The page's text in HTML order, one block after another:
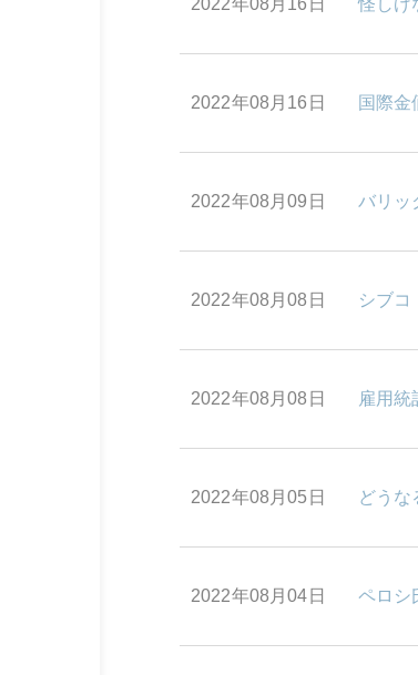
2022年08月16日 怪しげ
2022年08月16日 国際金
2022年08月09日 バリッ
2022年08月08日 シブコ
2022年08月08日 雇用統
2022年08月05日 どうな
2022年08月04日 ペロシ